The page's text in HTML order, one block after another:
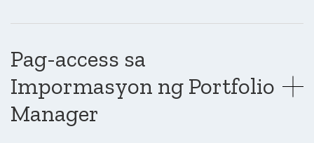
Pag-access sa
Impormasyon ng Portfolio
Manager